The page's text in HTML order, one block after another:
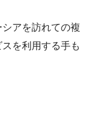
アを訪れての複
を利用する手も